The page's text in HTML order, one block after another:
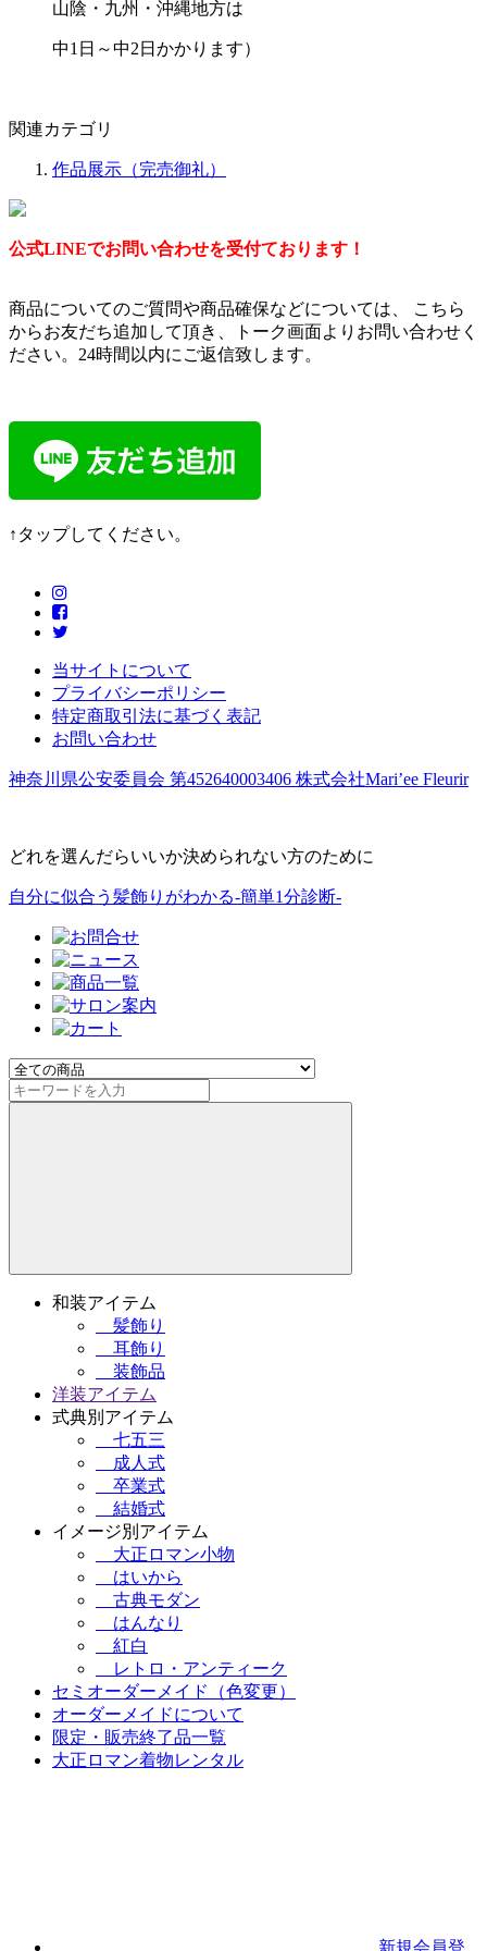
山陰・九州・沖縄地方は
中1日～中2日かかります）
関連カテゴリ
作品展示（完売御礼）
公式LINEでお問い合わせを受付ております！
商品についてのご質問や商品確保などについては、 こちら
からお友だち追加して頂き、トーク画面よりお問い合わせく
ださい。24時間以内にご返信致します。
↑タップしてください。
当サイトについて
プライバシーポリシー
特定商取引法に基づく表記
お問い合わせ
神奈川県公安委員会 第452640003406 株式会社Mari’ee Fleurir
どれを選んだらいいか決められない方のために
自分に似合う髪飾りがわかる-簡単1分診断-
和装アイテム
髪飾り
耳飾り
装飾品
洋装アイテム
式典別アイテム
七五三
成人式
卒業式
結婚式
イメージ別アイテム
大正ロマン小物
はいから
古典モダン
はんなり
紅白
レトロ・アンティーク
セミオーダーメイド（色変更）
オーダーメイドについて
限定・販売終了品一覧
大正ロマン着物レンタル
新規会員登